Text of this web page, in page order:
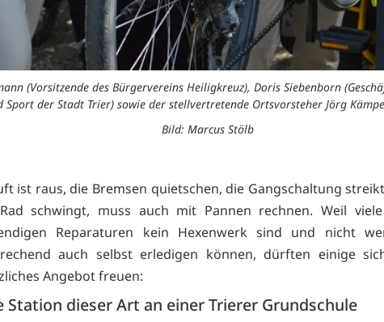
(Vorsitzende des Bürgervereins Heiligkreuz), Doris Siebenborn
Sport der Stadt Trier) sowie der stellvertretende Ortsvorsteher Jörg
Bild: Marcus Stölb
ist raus, die Bremsen quietschen, die Gangschaltung
schwingt, muss auch mit Pannen rechnen. Weil
Reparaturen kein Hexenwerk sind und nicht
auch selbst erledigen können, dürften einige
Angebot freuen:
Station dieser Art an einer Trierer Grundschule